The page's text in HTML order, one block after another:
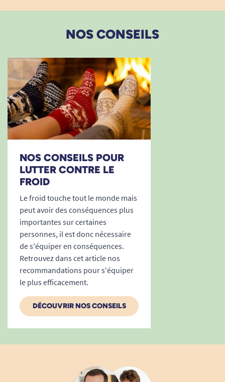
A. Anonymous
excellent produit
A. Anonymous
NOS CONSEILS
NOS CONSEILS POUR
LUTTER CONTRE LE
FROID
Le froid touche tout le monde mais
peut avoir des conséquences plus
importantes sur certaines
personnes, il est donc nécessaire
de s'équiper en conséquences.
Retrouvez dans cet article nos
recommandations pour s'équiper
le plus efficacement.
DÉCOUVRIR NOS CONSEILS